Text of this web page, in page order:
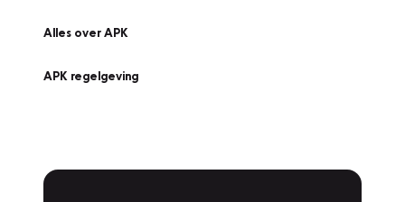
Alles over APK
APK regelgeving